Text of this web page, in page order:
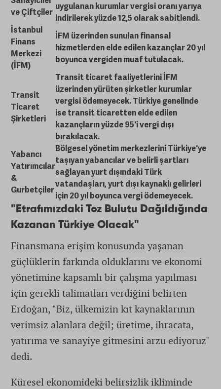
ve Çiftçiler
uygulanan kurumlar vergisi oranı yarıya
indirilerekyüzde 12,5 olarak sabitlendi.
İstanbul
Finans
Merkezi
(İFM)
İFM üzerinden sunulan finansal
hizmetlerden elde edilen kazançlar20 yıl
boyunca vergiden muaftutulacak.
Transit
Ticaret
Şirketleri
Transit ticaret faaliyetlerini İFM
üzerinden yürüten şirketler kurumlar
vergisi ödemeyecek. Türkiye genelinde
ise transit ticaretten elde edilen
kazançlarınyüzde 95'i vergi dışı
bırakılacak.
Yabancı
Yatırımcılar
&
Gurbetçiler
Bölgesel yönetim merkezlerini Türkiye'ye
taşıyan yabancılar ve belirli şartları
sağlayan yurt dışındaki Türk
vatandaşları, yurt dışı kaynaklı gelirleri
için20 yıl boyunca vergi ödemeyecek.
"Etrafımızdaki Toz Bulutu Dağıldığında
Kazanan Türkiye Olacak"
Finansmana erişim konusunda yaşanan
güçlüklerin farkında olduklarını ve ekonomi
yönetimine kapsamlı bir çalışma yapılması
için gerekli talimatları verdiğini belirten
Erdoğan, "Biz, ülkemizin kıt kaynaklarının
verimsiz alanlara değil; üretime, ihracata,
yatırıma ve sanayiye gitmesini arzu ediyoruz"
dedi.
Küresel ekonomideki belirsizlik ikliminde